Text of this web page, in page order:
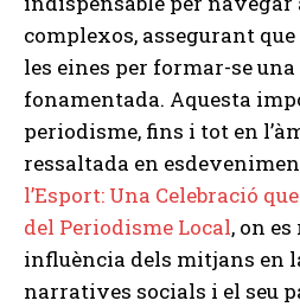
complexos, assegurant
les eines per formar-se
fonamentada. Aquesta
periodisme, fins i tot en
ressaltada en
l’Esport: Una Celebració
del Periodisme Local, on
influència dels mitjans en
narratives socials i el seu